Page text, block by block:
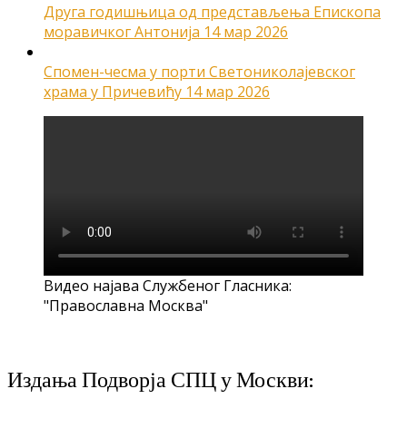
Друга годишњица од представљења Епископа
моравичког Антонија 14 мар 2026
Спомен-чесма у порти Светониколајевског
храма у Причевићу 14 мар 2026
Видео најава Службеног Гласника:
"Православна Москва"
Издања Подворја СПЦ у Москви: